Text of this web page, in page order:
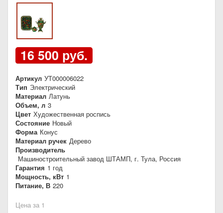
16 500 руб.
Артикул УТ000006022
Тип Электрический
Материал Латунь
Объем, л 3
Цвет Художественная роспись
Состояние Новый
Форма Конус
Материал ручек Дерево
Производитель
Машиностроительный завод ШТАМП, г. Тула, Россия
Гарантия 1 год
Мощность, кВт 1
Питание, В 220
Цена за 1